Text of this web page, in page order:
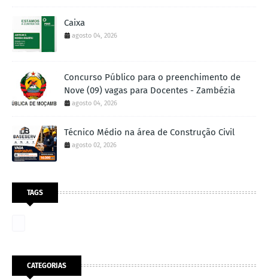
Caixa
agosto 04, 2026
Concurso Público para o preenchimento de
Nove (09) vagas para Docentes - Zambézia
agosto 04, 2026
Técnico Médio na área de Construção Civil
agosto 02, 2026
TAGS
CATEGORIAS